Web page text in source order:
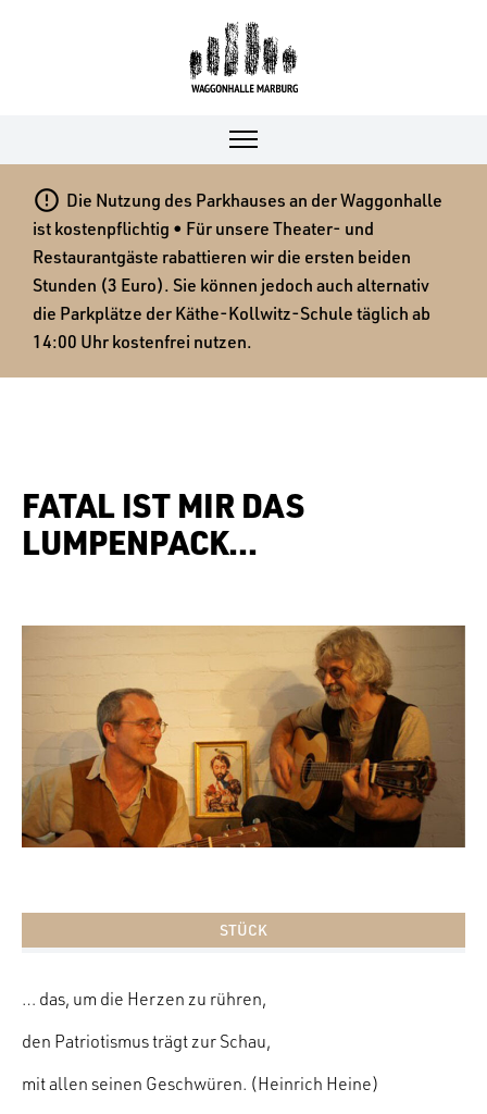
 Die Nutzung des Parkhauses an der Waggonhalle
ist kostenpflichtig • Für unsere Theater- und
Restaurantgäste rabattieren wir die ersten beiden
Stunden (3 Euro). Sie können jedoch auch alternativ
die Parkplätze der Käthe-Kollwitz-Schule täglich ab
14:00 Uhr kostenfrei nutzen.
FATAL IST MIR DAS
LUMPENPACK…
STÜCK
… das, um die Herzen zu rühren,
den Patriotismus trägt zur Schau,
mit allen seinen Geschwüren. (Heinrich Heine)